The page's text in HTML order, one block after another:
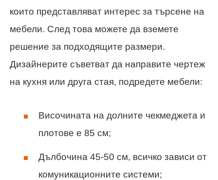
които представляват интерес за търсене на
мебели. След това можете да вземете
решение за подходящите размери.
Дизайнерите съветват да направите чертеж
на кухня или друга стая, подредете мебели:
Височината на долните чекмеджета и
плотове е 85 см;
Дълбочина 45-50 см, всичко зависи от
комуникационните системи;